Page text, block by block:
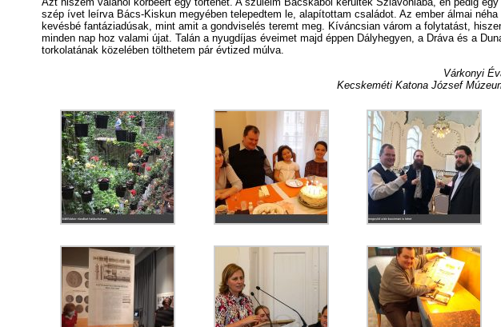
szép ívet leírva Bács-Kiskun megyében telepedtem le, alapítottam családot. Az ember álmai néha
kevésbé fantáziadúsak, mint amit a gondviselés teremt meg. Kíváncsian várom a folytatást,
minden nap hoz valami újat. Talán a nyugdíjas éveimet majd éppen Dályhegyen, a Dráva és a
torkolatának közelében tölthetem pár évtized múlva.
Várkonyi
Kecskeméti Katona József